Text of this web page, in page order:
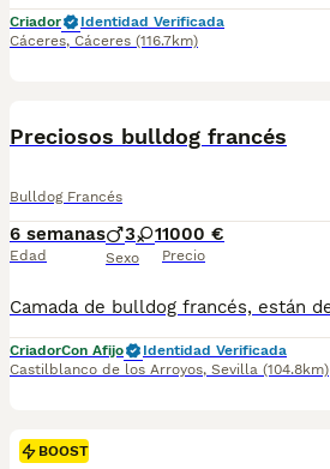
Criador
Identidad Verificada
Cáceres, Cáceres (116.7km)
Preciosos bulldog francés
Bulldog Francés
6 semanas
Edad
3 1
Sexo
1000 €
Precio
CriadorCon Afijo
Identidad Verificada
Castilblanco de los Arroyos, Sevilla (104.8km)
BOOST